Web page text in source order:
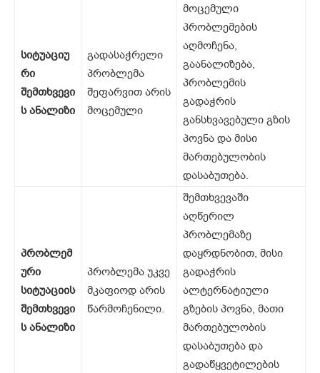
სიტუაციუ
რი
შემთხვევი
ს ანალიზი
გადასაჭრელი
პრობლემა
შეფარვით არის
მოცემული
მოცემული
პრობლემების
აღმოჩენა,
გაანალიზება,
პრობლემის
გადაჭრის
განსხვავებული გზის
პოვნა და მისი
მართებულობის
დასაბუთება.
პრობლემ
ური
სიტუაციის
შემთხვევი
ს ანალიზი
პრობლემა უკვე
მკაფიოდ არის
წარმოჩენილი.
შემთხვევაში
აღწერილ
პრობლემაზე
დაყრდნობით, მისი
გადაჭრის
ალტერნატიული
გზების პოვნა, მათი
მართებულობის
დასაბუთება და
გადაწყვეტილების